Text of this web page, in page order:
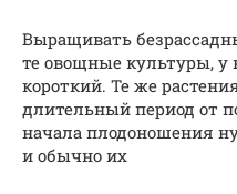
Выращивать
те овощные культуры, у
короткий. Те же
длительный период от
начала плодоношения
и обычно их